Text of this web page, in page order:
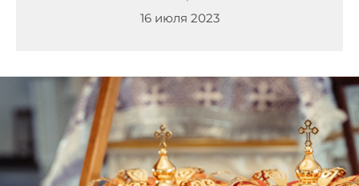
16 июля 2023